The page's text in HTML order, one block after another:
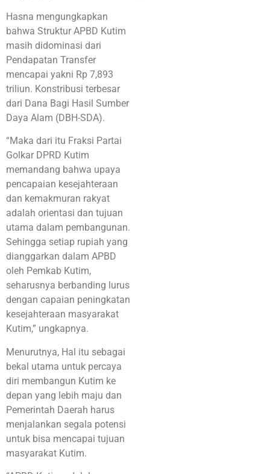
Hasna mengungkapkan
bahwa Struktur APBD Kutim
masih didominasi dari
Pendapatan Transfer
mencapai yakni Rp 7,893
triliun. Konstribusi terbesar
dari Dana Bagi Hasil Sumber
Daya Alam (DBH-SDA).
“Maka dari itu Fraksi Partai
Golkar DPRD Kutim
memandang bahwa upaya
pencapaian kesejahteraan
dan kemakmuran rakyat
adalah orientasi dan tujuan
utama dalam pembangunan.
Sehingga setiap rupiah yang
dianggarkan dalam APBD
oleh Pemkab Kutim,
seharusnya berbanding lurus
dengan capaian peningkatan
kesejahteraan masyarakat
Kutim,” ungkapnya.
Menurutnya, Hal itu sebagai
bekal utama untuk percaya
diri membangun Kutim ke
depan yang lebih maju dan
Pemerintah Daerah harus
menjalankan segala potensi
untuk bisa mencapai tujuan
masyarakat Kutim.